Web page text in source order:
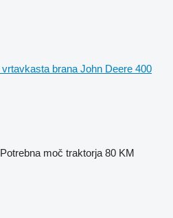
vrtavkasta brana John Deere 400
Potrebna moč traktorja 80 KM